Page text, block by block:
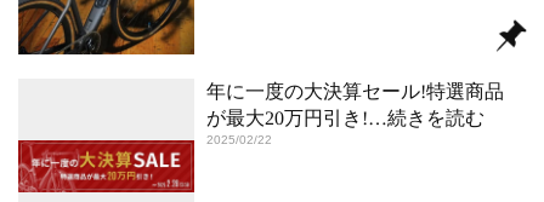
年に一度の大決算セール!特選商品
が最大20万円引き!…続きを読む
2025/02/22